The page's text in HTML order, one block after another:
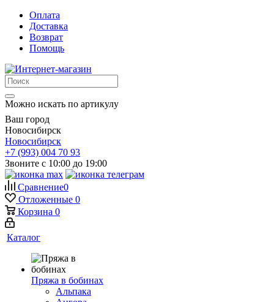
Оплата
Доставка
Возврат
Помощь
Можно искать по артикулу
Ваш город
Новосибирск
Новосибирск
+7 (993) 004 70 93
Звоните с 10:00 до 19:00
Сравнение0
Отложенные 0
Корзина 0
Каталог
Пряжа в бобинах
Альпака